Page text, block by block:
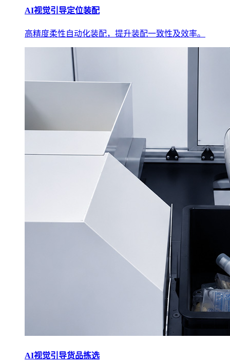
AI视觉引导定位装配
高精度柔性自动化装配，提升装配一致性及效率。
AI视觉引导货品拣选